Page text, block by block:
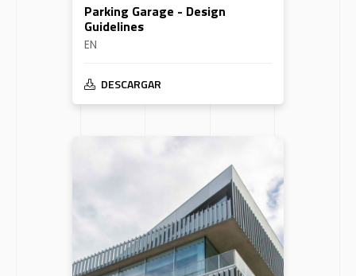
Parking Garage - Design
Guidelines
EN
DESCARGAR